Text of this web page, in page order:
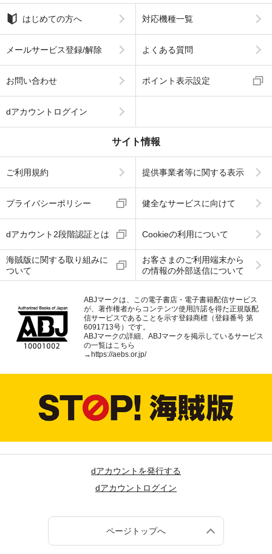
はじめての方へ 対応機種一覧
メールサービス登録/解除 よくある質問
お問い合わせ ポイント表示設定
dアカウントログイン
サイト情報
ご利用規約 提供事業者等に関する表示
プライバシーポリシー 健全なサービスに向けて
dアカウント2段階認証とは Cookieの利用について
海賊版に関する取り組みに
ついて
お客さまのご利用端末から
の情報の外部送信について
ABJマークは、この電子書店・電子書籍配信サービス
が、著作権者からコンテンツ使用許諾を得た正規版配
信サービスであることを示す登録商標（登録番号 第
6091713号）です。
ABJマークの詳細、ABJマークを掲示しているサービス
の一覧はこちら
→ https://aebs.or.jp/
dアカウントを発行する
dアカウントログイン
ページトップへ